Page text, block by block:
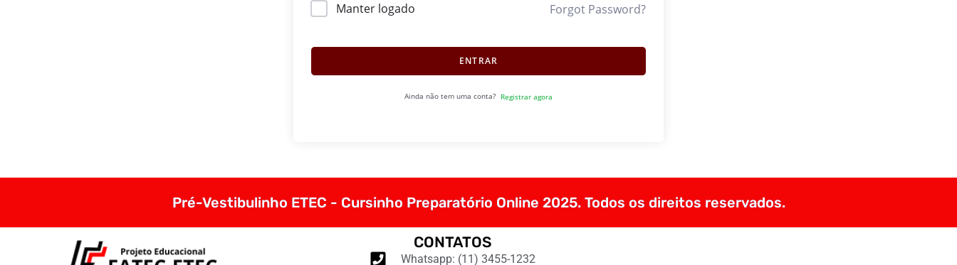
Manter logado Forgot Password?
ENTRAR
Ainda não tem uma conta? Registrar agora
Pré-Vestibulinho ETEC - Cursinho Preparatório Online 2025. Todos os direitos reservados.
CONTATOS
Whatsapp: (11) 3455-1232